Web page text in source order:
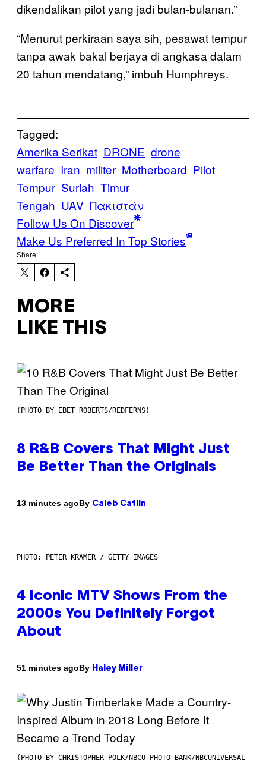
dikendalikan pilot yang jadi bulan-bulanan.”
“Menurut perkiraan saya sih, pesawat tempur
tanpa awak bakal berjaya di angkasa dalam
20 tahun mendatang,” imbuh Humphreys.
Tagged:
Amerika Serikat DRONE drone
warfare Iran militer Motherboard Pilot
Tempur Suriah Timur
Tengah UAV Πακιστάν
Follow Us On Discover
Make Us Preferred In Top Stories
Share:
MORE
LIKE THIS
(PHOTO BY EBET ROBERTS/REDFERNS)
8 R&B Covers That Might Just
Be Better Than the Originals
13 minutes agoBy Caleb Catlin
PHOTO: PETER KRAMER / GETTY IMAGES
4 Iconic MTV Shows From the
2000s You Definitely Forgot
About
51 minutes agoBy Haley Miller
(PHOTO BY CHRISTOPHER POLK/NBCU PHOTO BANK/NBCUNIVERSAL